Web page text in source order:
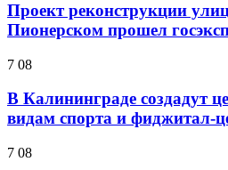
Проект реконструкции
Пионерском прошел
7 08
В Калининграде создадут
видам спорта и фиджитал-
7 08